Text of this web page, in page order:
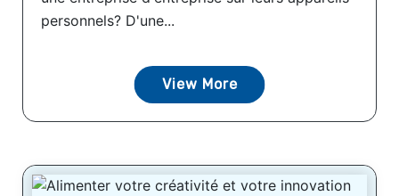
personnels? D'une...
View More